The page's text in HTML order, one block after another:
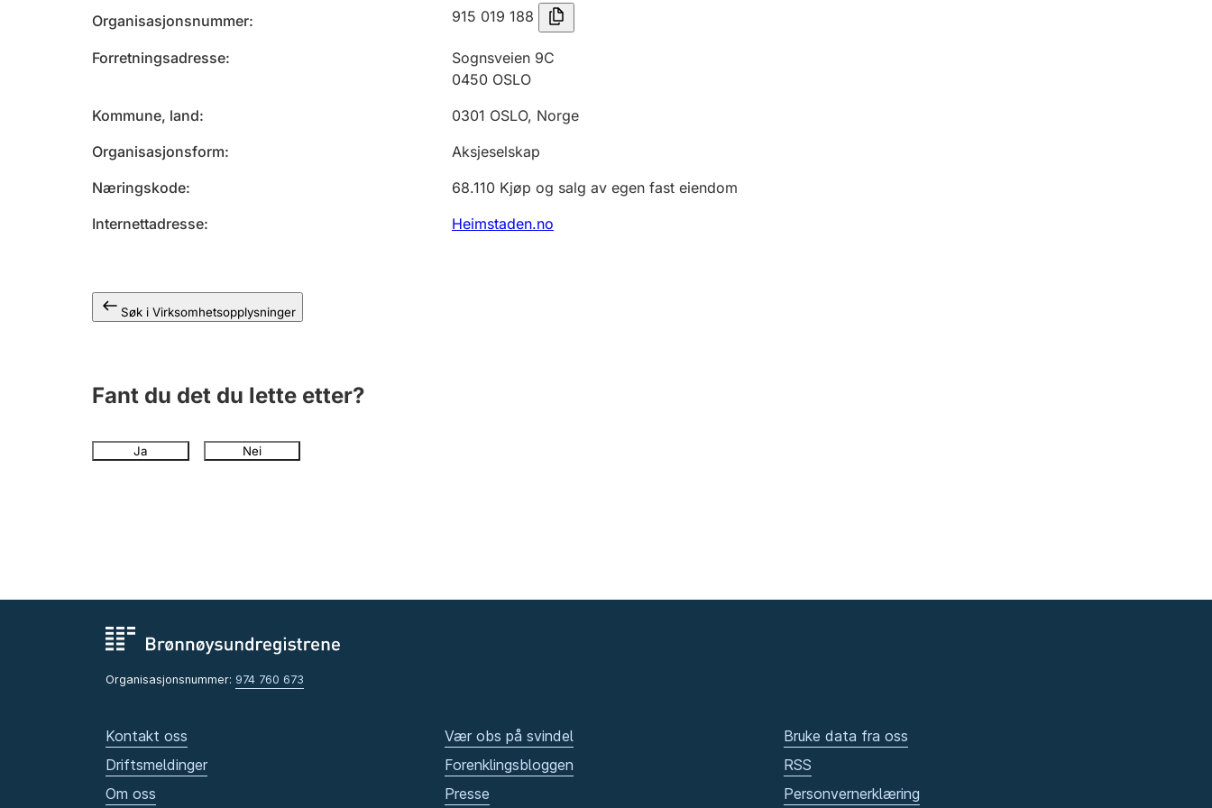
Organisasjonsnummer 915 019 188
Forretningsadresse
Sognsveien 9C
0450 OSLO
Kommune, land
0301 OSLO, Norge
Organisasjonsform
Aksjeselskap
Næringskode
68.110 Kjøp og salg av egen fast eiendom
Internettadresse
Heimstaden.no
Søk i Virksomhetsopplysninger
Fant du det du lette etter?
Ja Nei
Organisasjonsnummer: 974 760 673
Kontakt oss
Driftsmeldinger
Om oss
Vær obs på svindel
Forenklingsbloggen
Presse
Bruke data fra oss
RSS
Personvernerklæring